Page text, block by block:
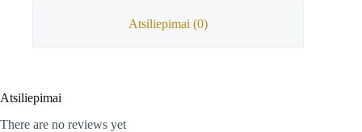
Atsiliepimai (0)
Atsiliepimai
There are no reviews yet